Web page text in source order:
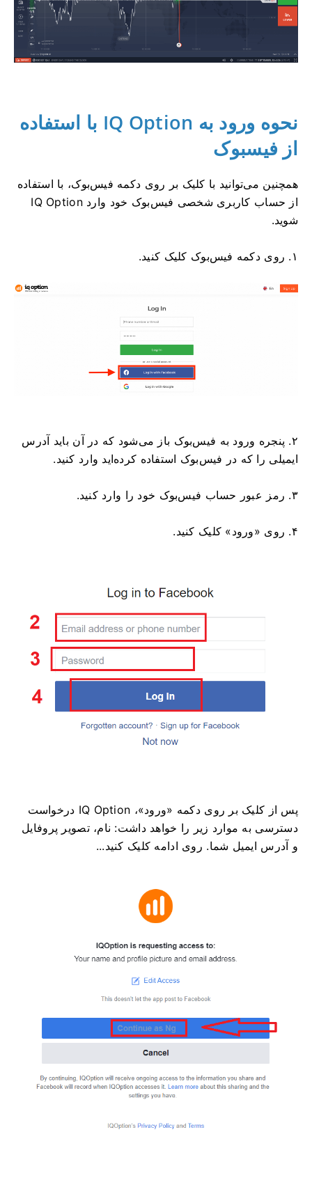
نحوه ورود به IQ Option با استفاده
از فیسبوک
همچنین می‌توانید با کلیک بر روی دکمه فیس‌بوک، با استفاده
از حساب کاربری شخصی فیس‌بوک خود وارد IQ Option
شوید.
۱. روی دکمه فیس‌بوک کلیک کنید.
۲. پنجره ورود به فیس‌بوک باز می‌شود که در آن باید آدرس
ایمیلی را که در فیس‌بوک استفاده کرده‌اید وارد کنید.
۳. رمز عبور حساب فیس‌بوک خود را وارد کنید.
۴. روی «ورود» کلیک کنید.
پس از کلیک بر روی دکمه «ورود»، IQ Option درخواست
دسترسی به موارد زیر را خواهد داشت: نام، تصویر پروفایل
و آدرس ایمیل شما. روی ادامه کلیک کنید...